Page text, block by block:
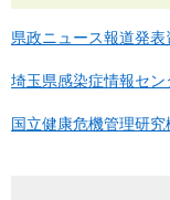
県政ニュース報道発表
埼玉県感染症情報セ
国立健康危機管理研